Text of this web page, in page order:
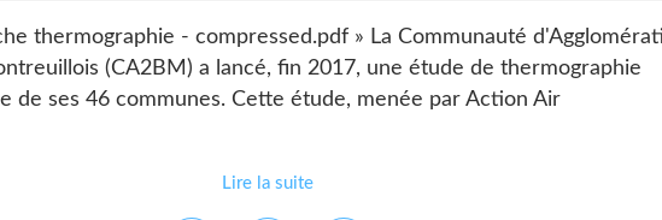
thermographie - compressed.pdf » La Communauté
(CA2BM) a lancé, fin 2017, une étude de thermographie
de ses 46 communes. Cette étude, menée par Action Air
Lire la suite